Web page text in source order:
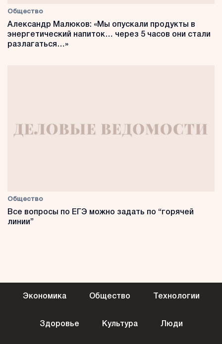
Общество
Александр Малюков: «Мы опускали продукты в
энергетический напиток… через 5 часов они стали
разлагаться…»
Общество
Все вопросы по ЕГЭ можно задать по “горячей
линии”
Экономика Общество Технологии
Здоровье Культура Люди